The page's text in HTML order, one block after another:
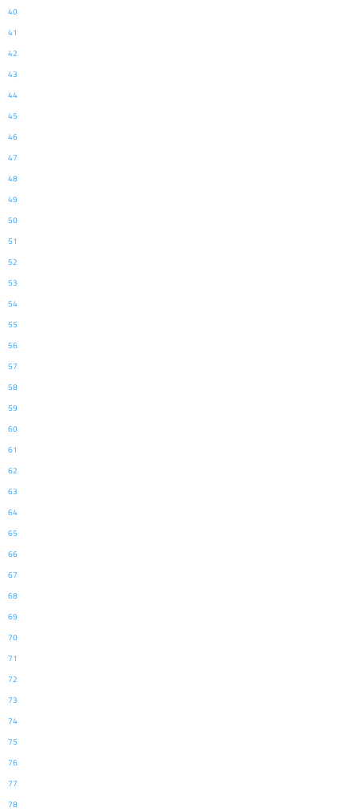
40
41
42
43
44
45
46
47
48
49
50
51
52
53
54
55
56
57
58
59
60
61
62
63
64
65
66
67
68
69
70
71
72
73
74
75
76
77
78